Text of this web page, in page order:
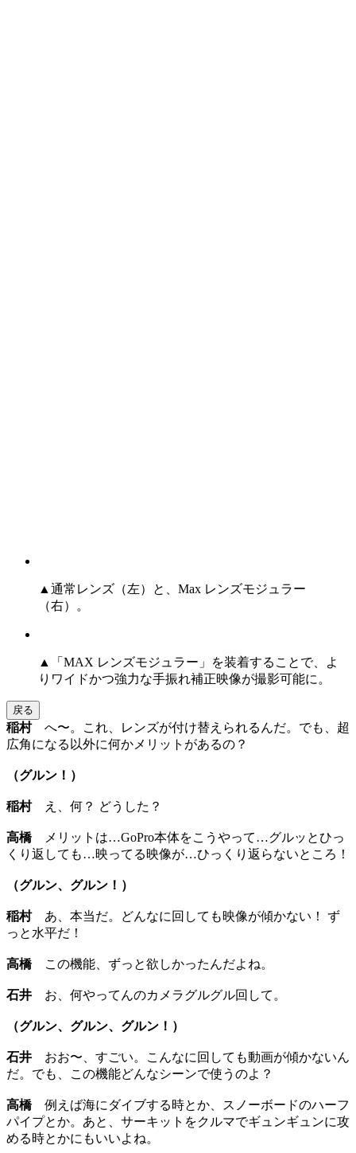
▲通常レンズ（左）と、Max レンズモジュラー
（右）。
▲「MAX レンズモジュラー」を装着することで、よ
りワイドかつ強力な手振れ補正映像が撮影可能に。
戻る
稲村へ〜。これ、レンズが付け替えられるんだ。でも、超
広角になる以外に何かメリットがあるの？
（グルン！）
稲村え、何？ どうした？
高橋メリットは…GoPro本体をこうやって…グルッとひっ
くり返しても…映ってる映像が…ひっくり返らないところ！
（グルン、グルン！）
稲村あ、本当だ。どんなに回しても映像が傾かない！ ず
っと水平だ！
高橋この機能、ずっと欲しかったんだよね。
石井 お、何やってんのカメラグルグル回して。
（グルン、グルン、グルン！）
石井 おお〜、すごい。こんなに回しても動画が傾かないん
だ。でも、この機能どんなシーンで使うのよ？
高橋例えば海にダイブする時とか、スノーボードのハーフ
パイプとか。あと、サーキットをクルマでギュンギュンに攻
める時とかにもいいよね。